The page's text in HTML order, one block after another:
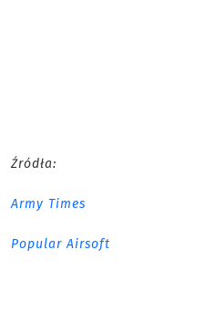
Źródła:
Army Times
Popular Airsoft